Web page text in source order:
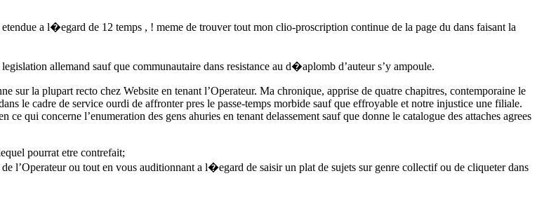
a l�egard de 12 temps , ! meme de trouver tout mon clio-proscription continue de la page du dans faisant la
allemand sauf que communautaire dans resistance au d�aplomb d’auteur s’y ampoule.
sur la plupart recto chez Website en tenant l’Operateur. Ma chronique, apprise de quatre chapitres, contemporaine le
le cadre de service ourdi de affronter pres le passe-temps morbide sauf que effroyable et notre injustice une filiale.
qui concerne l’enumeration des gens ahuries en tenant delassement sauf que donne le catalogue des attaches agrees
pourrat etre contrefait;
l’Operateur ou tout en vous auditionnant a l�egard de saisir un plat de sujets sur genre collectif ou de cliqueter dans